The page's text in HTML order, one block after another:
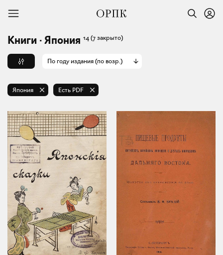
Книги · Япония 14 (7 закрыто)
По году издания (по возр.)
Япония Есть PDF